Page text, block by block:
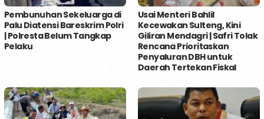
Pembunuhan Sekeluarga di
Palu Diatensi Bareskrim Polri
| Polresta Belum Tangkap
Pelaku
Usai Menteri Bahlil
Kecewakan Sulteng, Kini
Giliran Mendagri | Safri Tolak
Rencana Prioritaskan
Penyaluran DBH untuk
Daerah Tertekan Fiskal